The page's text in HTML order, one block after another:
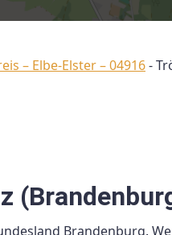
– Elbe-Elster – 04916-
Brandenburg.